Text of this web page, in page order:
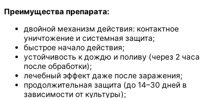
Преимущества препарата:
двойной механизм действия: контактное
уничтожение и системная защита;
быстрое начало действия;
устойчивость к дождю и поливу (через 2 часа
после обработки);
лечебный эффект даже после заражения;
продолжительная защита (до 14–30 дней в
зависимости от культуры);